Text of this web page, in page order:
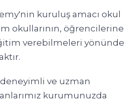
kuruluş amacı okul
okullarının, öğrencilerine
verebilmeleri yönünde
ve uzman
kurumunuzda